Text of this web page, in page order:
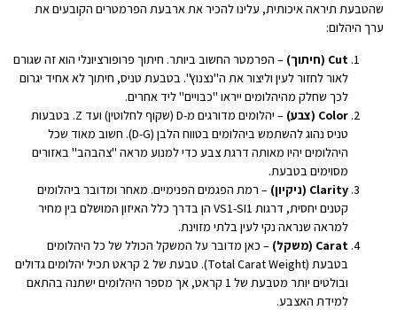
שהטבעת תיראה איכותית, עלינו להכיר את ארבעת הפרמטרים הקובעים את
ערך היהלום:
Cut (חיתוך)
– הפרמטר החשוב ביותר. חיתוך פרופורציונלי הוא זה שגורם
לאור לחזור לעין וליצור את ה"נצנוץ". בטבעת טניס, חיתוך לא אחיד יגרום
לכך שחלק מהיהלומים ייראו "כבויים" ליד אחרים.
Color (צבע)
– יהלומים מדורגים מ-D (שקוף לחלוטין) ועד Z. בטבעות
טניס נהוג להשתמש ביהלומים בטווח הלבן (D-G). חשוב מאוד שכל
היהלומים יהיו מאותה דרגת צבע כדי למנוע מראה "צהבהב" באזורים
מסוימים בטבעת.
Clarity (ניקיון)
– רמת הפגמים הפנימיים. מאחר ומדובר ביהלומים
קטנים יחסית, דרגות VS1-SI1 הן בדרך כלל האיזון המושלם בין מחיר
למראה שנראה נקי לעין בלתי מזוינת.
Carat (משקל)
– כאן מדובר על המשקל הכולל של כל היהלומים
בטבעת (Total Carat Weight). טבעת של 2 קראט תכיל יהלומים גדולים
ובולטים יותר מטבעת של 1 קראט, אך מספר היהלומים ישתנה בהתאם
למידת האצבע.